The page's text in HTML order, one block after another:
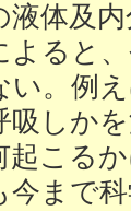
液体及
よると
い。例
吸しか
起こる
今まで